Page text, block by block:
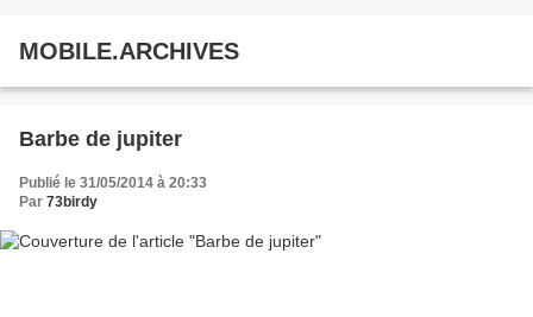
MOBILE.ARCHIVES
Barbe de jupiter
Publié le 31/05/2014 à 20:33
Par 73birdy